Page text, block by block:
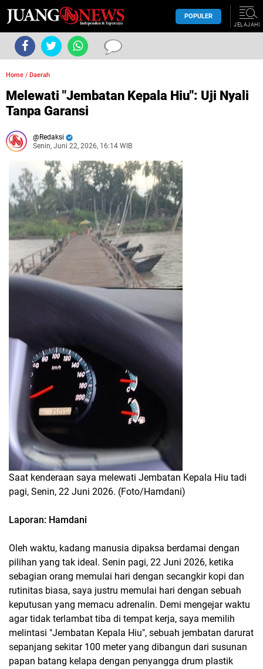
POPULER
JELAJAHI
Home / Daerah
Melewati "Jembatan Kepala Hiu": Uji Nyali
Tanpa Garansi
Redaksi
Senin, Juni 22, 2026, 16:14 WIB
Saat kenderaan saya melewati Jembatan Kepala Hiu tadi
pagi, Senin, 22 Juni 2026. (Foto/Hamdani)
Laporan: Hamdani
Oleh waktu, kadang manusia dipaksa berdamai dengan
pilihan yang tak ideal. Senin pagi, 22 Juni 2026, ketika
sebagian orang memulai hari dengan secangkir kopi dan
rutinitas biasa, saya justru memulai hari dengan sebuah
keputusan yang memacu adrenalin. Demi mengejar waktu
agar tidak terlambat tiba di tempat kerja, saya memilih
melintasi "Jembatan Kepala Hiu", sebuah jembatan darurat
sepanjang sekitar 100 meter yang dibangun dari susunan
papan batang kelapa dengan penyangga drum plastik